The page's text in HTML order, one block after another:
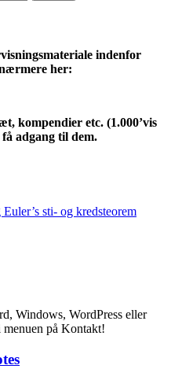
indenfor
her:
kompendier etc. (1.000’vis
adgang til dem.
sti- og kredsteorem
Windows, WordPress eller
menuen på Kontakt!